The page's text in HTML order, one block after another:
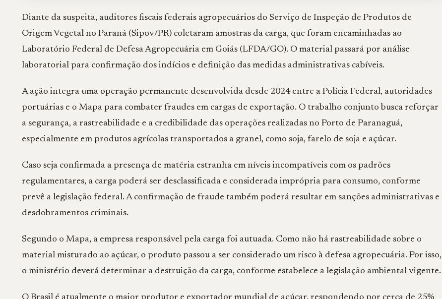
Diante da suspeita, auditores fiscais federais agropecuários do Serviço de Inspeção de Produtos de
Origem Vegetal no Paraná (Sipov/PR) coletaram amostras da carga, que foram encaminhadas ao
Laboratório Federal de Defesa Agropecuária em Goiás (LFDA/GO). O material passará por análise
laboratorial para confirmação dos indícios e definição das medidas administrativas cabíveis.
A ação integra uma operação permanente desenvolvida desde 2024 entre a Polícia Federal, autoridades
portuárias e o Mapa para combater fraudes em cargas de exportação. O trabalho conjunto busca reforçar
a segurança, a rastreabilidade e a credibilidade das operações realizadas no Porto de Paranaguá,
especialmente em produtos agrícolas transportados a granel, como soja, farelo de soja e açúcar.
Caso seja confirmada a presença de matéria estranha em níveis incompatíveis com os padrões
regulamentares, a carga poderá ser desclassificada e considerada imprópria para consumo, conforme
prevê a legislação federal. A confirmação de fraude também poderá resultar em sanções administrativas e
desdobramentos criminais.
Segundo o Mapa, a empresa responsável pela carga foi autuada. Como não há rastreabilidade sobre o
material misturado ao açúcar, o produto passou a ser considerado um risco à defesa agropecuária. Por isso,
o ministério deverá determinar a destruição da carga, conforme estabelece a legislação ambiental vigente.